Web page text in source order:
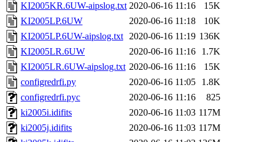
KI2005KR.6UW-aipslog.txt 2020-06-16 11:16
15K
KI2005LP.6UW
2020-06-16 11:18
10K
KI2005LP.6UW-aipslog.txt 2020-06-16 11:19 136K
KI2005LR.6UW
2020-06-16 11:16
1.7K
KI2005LR.6UW-aipslog.txt 2020-06-16 11:16
15K
configredrfi.py
2020-06-16 11:05
1.8K
configredrfi.pyc
2020-06-16 11:16
825
ki2005i.idifits
2020-06-16 11:03 117M
ki2005j.idifits
2020-06-16 11:03 117M